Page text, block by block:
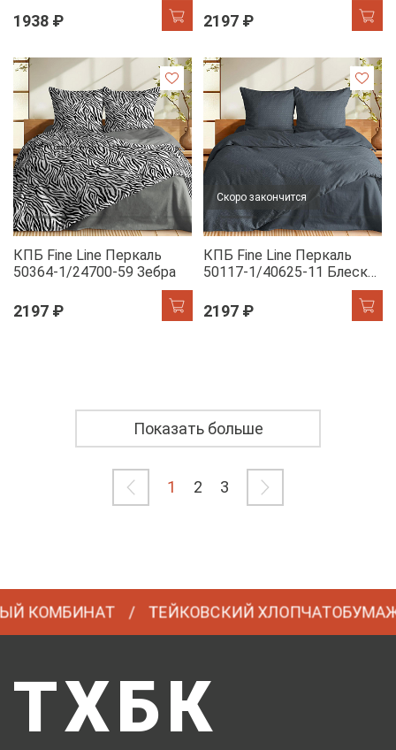
1938 ₽ 2197 ₽
КПБ Fine Line Перкаль
50364-1/24700-59 Зебра
2197 ₽
Скоро закончится
КПБ Fine Line Перкаль
50117-1/40625-11 Блеск
2197 ₽
Показать больше
1 2 3
ТЕЙКОВСКИЙ
ТХБК